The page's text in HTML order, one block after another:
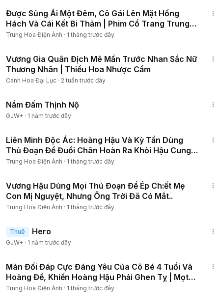
#daiduongvinhdieu #reviewphim #film4k
Được Sủng Ái Một Đêm, Cô Gái Lên Mặt Hống
Hách Và Cái Kết Bi Thảm | Phim Cổ Trang Trung
Quốc
Trung Hoa Điện Ảnh · 1 tháng trước đây
Vương Gia Quân Địch Mê Mẩn Trước Nhan Sắc Nữ
Thương Nhân | Thiều Hoa Nhược Cẩm
Cánh Hoa Đại Lục · 2 tuần trước đây
Nắm Đấm Thịnh Nộ
GJW+ · 1 năm trước đây
Liên Minh Độc Ác: Hoàng Hậu Và Kỳ Tần Dùng
Thủ Đoạn Để Đuổi Chân Hoàn Ra Khỏi Hậu Cung
#phim4k
Trung Hoa Điện Ảnh · 1 tháng trước đây
Vương Hậu Dùng Mọi Thủ Đoạn Để Ép Ch:ết Mẹ
Con Mị Nguyệt, Nhưng Ông Trời Đã Có Mắt..
Trung Hoa Điện Ảnh · 1 tháng trước đây
Thuê Hero
GJW+ · 1 năm trước đây
Màn Đối Đáp Cực Đáng Yêu Của Cô Bé 4 Tuổi Và
Hoàng Đế, Khiến Hoàng Hậu Phải Ghen Tỵ | Mọt
Phim Hay
Trung Hoa Điện Ảnh · 1 tháng trước đây